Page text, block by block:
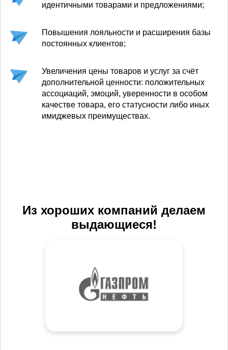
идентичными товарами и предложениями;
Повышения лояльности и расширения базы
постоянных клиентов;
Увеличения цены товаров и услуг за счёт
дополнительной ценности: положительных
ассоциаций, эмоций, уверенности в особом
качестве товара, его статусности либо иных
имиджевых преимуществах.
Из хороших компаний делаем
выдающиеся!